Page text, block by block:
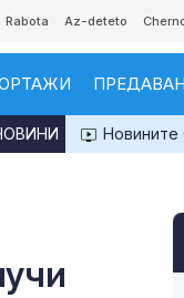
Rabota Az-deteto
Новините